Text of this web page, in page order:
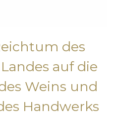
des
auf die
Weins und
Handwerks